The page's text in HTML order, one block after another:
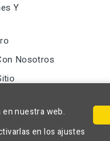
Y
Nosotros
nuestra web.
en los ajustes